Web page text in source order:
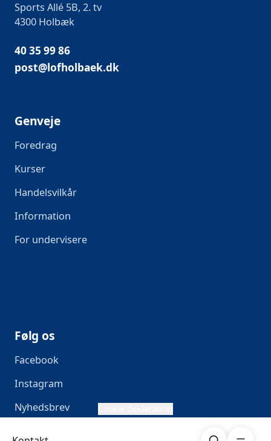
Søg
Sports Allé 5B, 2. tv
4300 Holbæk
40 35 99 86
post@lofholbaek.dk
Genveje
Foredrag
Kurser
Handelsvilkår
Information
For undervisere
Følg os
Facebook
Instagram
Nyhedsbrev